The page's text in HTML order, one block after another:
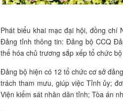
Phát biểu khai mạc đại hội, đồng
Đảng tỉnh thông tin: Đảng bộ CCQ
thể hóa chủ trương sắp xếp tổ chức
Đảng bộ hiện có 12 tổ chức cơ sở
trách tham mưu, giúp việc Tỉnh ủy;
Viện kiểm sát nhân dân tỉnh; Tòa án